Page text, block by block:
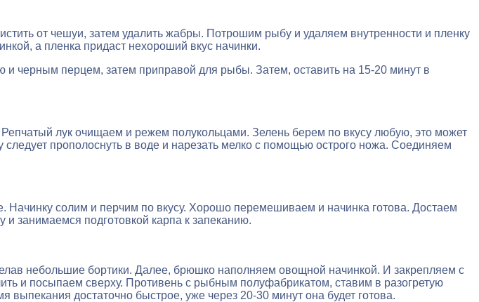
от чешуи, затем удалить жабры. Потрошим рыбу и удаляем внутренности и пленку
а пленка придаст нехороший вкус начинки.
черным перцем, затем приправой для рыбы. Затем, оставить на 15-20 минут в
лук очищаем и режем полукольцами. Зелень берем по вкусу любую, это может
прополоснуть в воде и нарезать мелко с помощью острого ножа. Соединяем
Начинку солим и перчим по вкусу. Хорошо перемешиваем и начинка готова. Достаем
занимаемся подготовкой карпа к запеканию.
небольшие бортики. Далее, брюшко наполняем овощной начинкой. И закрепляем с
и посыпаем сверху. Противень с рыбным полуфабрикатом, ставим в разогретую
достаточно быстрое, уже через 20-30 минут она будет готова.